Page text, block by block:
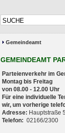
Gemeindeamt
GEMEINDEAMT
Parteienverkehr
Montag bis Freitag
von 08.00 - 12.00 Uhr
Für eine individuelle
wir, um vorherige
Adresse: Hauptstraße
Telefon: 02166/2300